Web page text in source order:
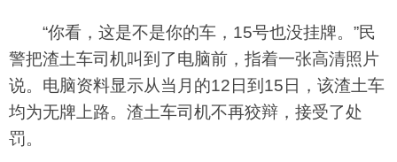
“你看，这是不是你的车，15号也没挂牌。”民
警把渣土车司机叫到了电脑前，指着一张高清照片
说。电脑资料显示从当月的12日到15日，该渣土车
均为无牌上路。渣土车司机不再狡辩，接受了处
罚。